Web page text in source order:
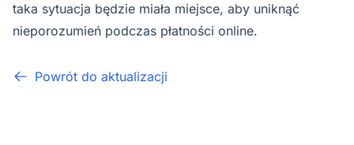
taka sytuacja będzie miała miejsce, aby uniknąć
nieporozumień podczas płatności online.
Powrót do aktualizacji